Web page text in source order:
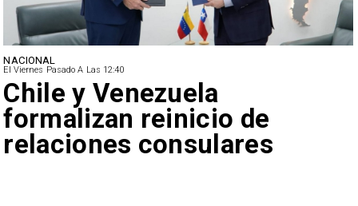
NACIONAL
El Viernes Pasado A Las 12:40
Feriantes rechazan
de Camila Flores sobre
Fabiola Campillai